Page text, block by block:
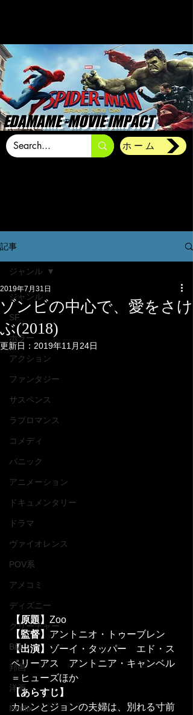
EDAMAME -MOVIE IMPACT
ホーム
記事
ジャンル
SF
ホラー
アクション
ファンタジー
サスペンス
ラブロマンス
コメディ
パニック
アニメーション
ドキュメンタリー
ドラマ
ヴァイオレンス
POV系
アメコミ
ディズニー
クリーチャー
B級
邦画
洋画
Netflix
ジャンル
ゾンビの中心で、愛をさけ
ぶ(2018)
2019年7月31日
更新日： 2019年11月24日
【原題】 Zoo
【監督】 アントニオ・トゥーブレン
【出演】 ゾーイ・タッパー　エド・ス
ペリーアス　アントニア・キャンベル
＝ヒューズほか
【あらすじ】
カレンとジョンの夫婦は、別れる寸前